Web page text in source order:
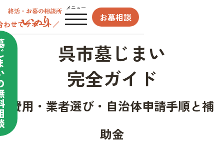
メニュー
お墓相談
わせてサポート／
呉市墓じまい
完全ガイド
費用・業者選び・自治体申請手順と補
助金